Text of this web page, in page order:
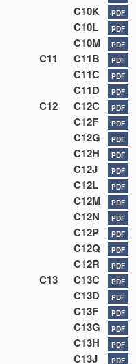
C10K PDF
C10L PDF
C10M PDF
C11 C11B PDF
C11C PDF
C11D PDF
C12 C12C PDF
C12F PDF
C12G PDF
C12H PDF
C12J PDF
C12L PDF
C12M PDF
C12N PDF
C12P PDF
C12Q PDF
C12R PDF
C13 C13C PDF
C13D PDF
C13F PDF
C13G PDF
C13H PDF
C13J PDF